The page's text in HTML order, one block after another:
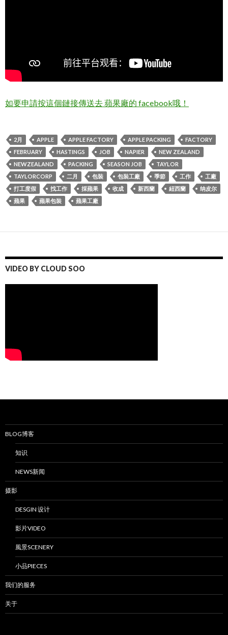
如要申請按這個鏈接傳送去 蘋果廠的 facebook哦！
2月 APPLE APPLE FACTORY APPLE PACKING
FACTORY
FEBRUARY
HASTINGS JOB NAPIER
NEW ZEALAND
NEWZEALAND
PACKING SEASON JOB
TAYLOR
TAYLORCORP
二月 包裝 包裝工廠 季節 工作
工廠
打工度假
找工作 採蘋果 收成 新西蘭 紐西蘭
纳皮尔
蘋果
蘋果包裝 蘋果工廠
VIDEO BY CLOUD SOO
BLOG博客
知识
NEWS新闻
摄影
DESGIN 设计
影片VIDEO
風景SCENERY
小品PIECES
我们的服务
关于